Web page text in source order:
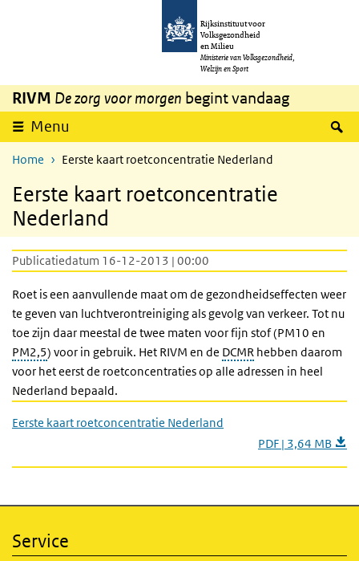
Overslaan en naar de inhoud gaan
Rijksinstituut voor
Volksgezondheid
en Milieu
Ministerie van Volksgezondheid,
Welzijn en Sport
RIVM De zorg voor morgen begint vandaag
Menu
Home Eerste kaart roetconcentratie Nederland
Eerste kaart roetconcentratie
Nederland
Publicatiedatum 16-12-2013 | 00:00
Roet is een aanvullende maat om de gezondheidseffecten weer
te geven van luchtverontreiniging als gevolg van verkeer. Tot nu
toe zijn daar meestal de twee maten voor fijn stof (PM10 en
PM2,5) voor in gebruik. Het RIVM en de DCMR hebben daarom
voor het eerst de roetconcentraties op alle adressen in heel
Nederland bepaald.
Eerste kaart roetconcentratie Nederland
PDF | 3,64 MB
Service